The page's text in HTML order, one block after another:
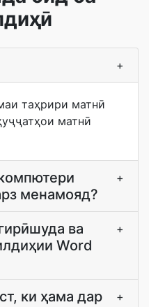
+
таҳрири матнӣ
матнӣ
менамояд?
+
ва
Word
+
ки ҳама дар
+